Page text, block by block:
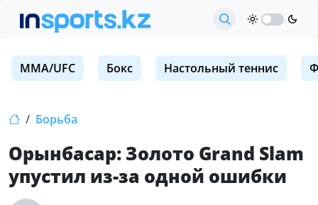
MMA/UFC Бокс Настольный теннис
Борьба
Орынбасар: Золото Grand Slam
упустил из-за одной ошибки